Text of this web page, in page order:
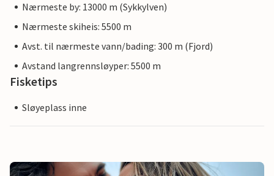
Nærmeste by: 13000 m (Sykkylven)
Nærmeste skiheis: 5500 m
Avst. til nærmeste vann/bading: 300 m (Fjord)
Avstand langrennsløyper: 5500 m
Fisketips
Sløyeplass inne